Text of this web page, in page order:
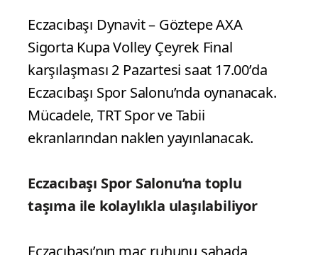
Eczacıbaşı Dynavit – Göztepe AXA
Sigorta Kupa Volley Çeyrek Final
karşılaşması 2 Pazartesi saat 17.00’da
Eczacıbaşı Spor Salonu’nda oynanacak.
Mücadele, TRT Spor ve Tabii
ekranlarından naklen yayınlanacak.
Eczacıbaşı Spor Salonu’na toplu
taşıma ile kolaylıkla ulaşılabiliyor
Eczacıbaşı’nın maç ruhunu sahada